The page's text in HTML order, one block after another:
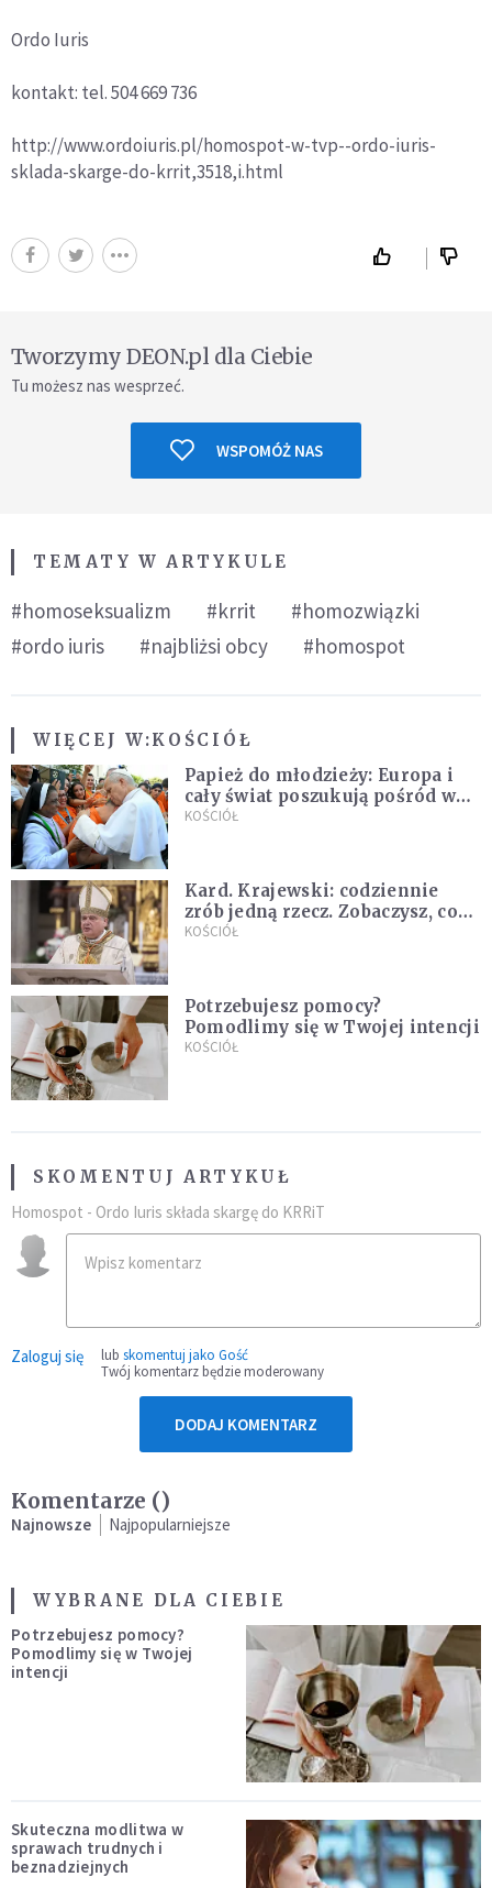
Ordo Iuris
kontakt: tel. 504 669 736
http://www.ordoiuris.pl/homospot-w-tvp--ordo-iuris-
sklada-skarge-do-krrit,3518,i.html
Tworzymy DEON.pl dla Ciebie
Tu możesz nas wesprzeć.
WSPOMÓŻ NAS
TEMATY W ARTYKULE
#homoseksualizm #krrit
#homozwiązki
#ordo iuris
#najbliżsi obcy #homospot
WIĘCEJ W:KOŚCIÓŁ
Papież do młodzieży: Europa i
cały świat poszukują pośród was
nowych świętych
KOŚCIÓŁ
Kard. Krajewski: codziennie
zrób jedną rzecz. Zobaczysz, co
stanie się z twoim życiem
KOŚCIÓŁ
Potrzebujesz pomocy?
Pomodlimy się w Twojej intencji
KOŚCIÓŁ
SKOMENTUJ ARTYKUŁ
Homospot - Ordo Iuris składa skargę do KRRiT
Zaloguj się lub skomentuj jako Gość
Twój komentarz będzie moderowany
DODAJ KOMENTARZ
Komentarze ()
Najnowsze Najpopularniejsze
WYBRANE DLA CIEBIE
Potrzebujesz pomocy?
Pomodlimy się w Twojej
intencji
Skuteczna modlitwa w
sprawach trudnych i
beznadziejnych